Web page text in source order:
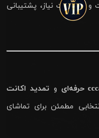
در صورت نیاز، پشتیبانی
و تمدید اکانت
مطمئن برای تماشای